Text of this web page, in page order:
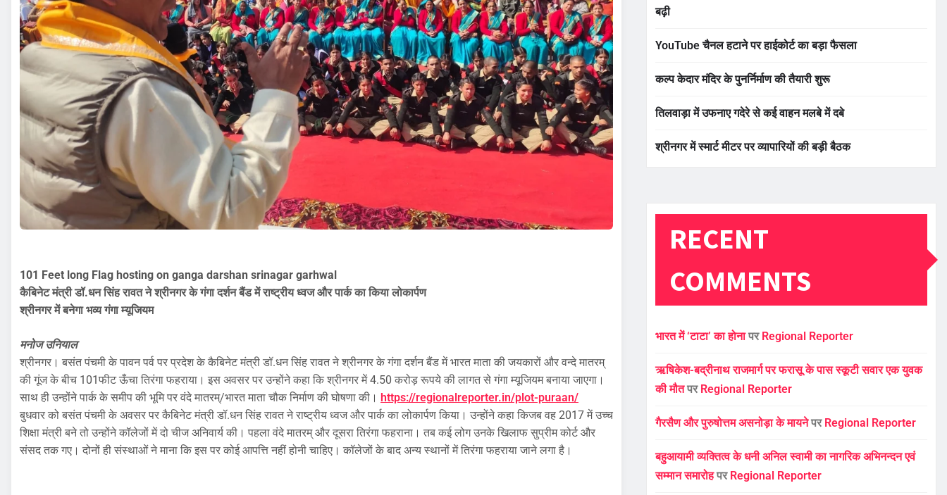
101 Feet long Flag hosting on ganga darshan srinagar garhwal
कैबिनेट मंत्री डॉ.धन सिंह रावत ने श्रीनगर के गंगा दर्शन बैंड में राष्ट्रीय ध्वज और पार्क का किया लोकार्पण
श्रीनगर में बनेगा भव्य गंगा म्यूजियम
मनोज उनियाल
श्रीनगर। बसंत पंचमी के पावन पर्व पर प्रदेश के कैबिनेट मंत्री डॉ.धन सिंह रावत ने श्रीनगर के गंगा दर्शन बैंड में भारत माता की जयकारों और वन्दे मातरम्
की गूंज के बीच 101फीट ऊँचा तिरंगा फहराया। इस अवसर पर उन्होंने कहा कि श्रीनगर में 4.50 करोड़ रूपये की लागत से गंगा म्यूजियम बनाया जाएगा।
साथ ही उन्होंने पार्क के समीप की भूमि पर वंदे मातरम्/भारत माता चौक निर्माण की घोषणा की। https://regionalreporter.in/plot-puraan/
बुधवार को बसंत पंचमी के अवसर पर कैबिनेट मंत्री डॉ.धन सिंह रावत ने राष्ट्रीय ध्वज और पार्क का लोकार्पण किया। उन्होंने कहा किजब वह 2017 में उच्च
शिक्षा मंत्री बने तो उन्होंने कॉलेजों में दो चीज अनिवार्य की। पहला वंदे मातरम् और दूसरा तिरंगा फहराना। तब कई लोग उनके खिलाफ सुप्रीम कोर्ट और
संसद तक गए। दोनों ही संस्थाओं ने माना कि इस पर कोई आपत्ति नहीं होनी चाहिए। कॉलेजों के बाद अन्य स्थानों में तिरंगा फहराया जाने लगा है।
बढ़ी
YouTube चैनल हटाने पर हाईकोर्ट का बड़ा फैसला
कल्प केदार मंदिर के पुनर्निर्माण की तैयारी शुरू
तिलवाड़ा में उफनाए गदेरे से कई वाहन मलबे में दबे
श्रीनगर में स्मार्ट मीटर पर व्यापारियों की बड़ी बैठक
RECENT
COMMENTS
भारत में ‘टाटा’ का होनापर Regional Reporter
ऋषिकेश-बद्रीनाथ राजमार्ग पर फरासू के पास स्कूटी सवार एक युवक
की मौतपर Regional Reporter
गैरसैण और पुरुषोत्तम असनोड़ा के मायनेपर Regional Reporter
बहुआयामी व्यक्तित्व के धनी अनिल स्वामी का नागरिक अभिनन्दन एवं
सम्मान समारोहपर Regional Reporter